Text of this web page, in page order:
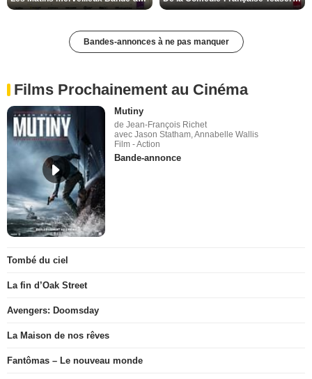
Bandes-annonces à ne pas manquer
Films Prochainement au Cinéma
Mutiny
de Jean-François Richet
avec Jason Statham, Annabelle Wallis
Film - Action
Bande-annonce
Tombé du ciel
La fin d’Oak Street
Avengers: Doomsday
La Maison de nos rêves
Fantômas – Le nouveau monde